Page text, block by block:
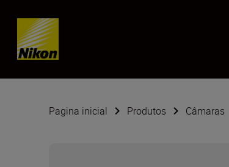
Skip content
Pagina inicial Produtos Câmaras